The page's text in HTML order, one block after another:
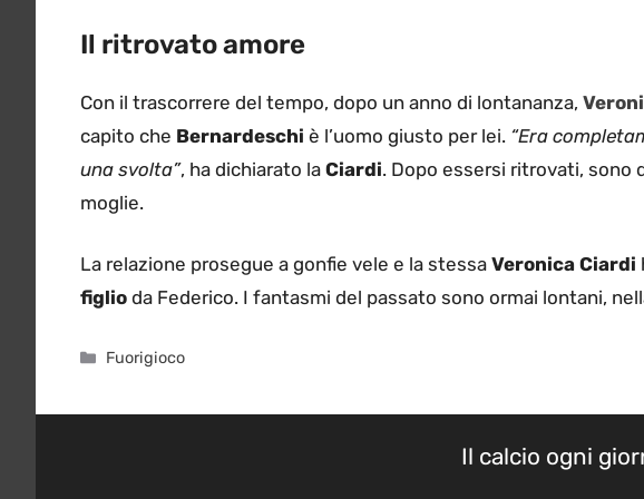
Il ritrovato amore
Con il trascorrere del tempo, dopo un anno di lontananza,
capito che Bernardeschi è l’uomo giusto per lei. “Era
una svolta”, ha dichiarato la Ciardi. Dopo essersi ritrovati, sono
moglie.
La relazione prosegue a gonfie vele e la stessa Veronica Ciardi
figlio da Federico. I fantasmi del passato sono ormai lontani,
Categorie
Fuorigioco
Il calcio ogni